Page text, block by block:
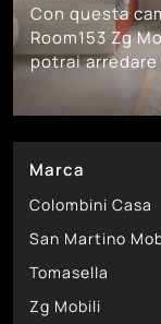
Marca
Colombini Casa
San Martino
Tomasella
Zg Mobili
Con questa
Room153 Zg
potrai